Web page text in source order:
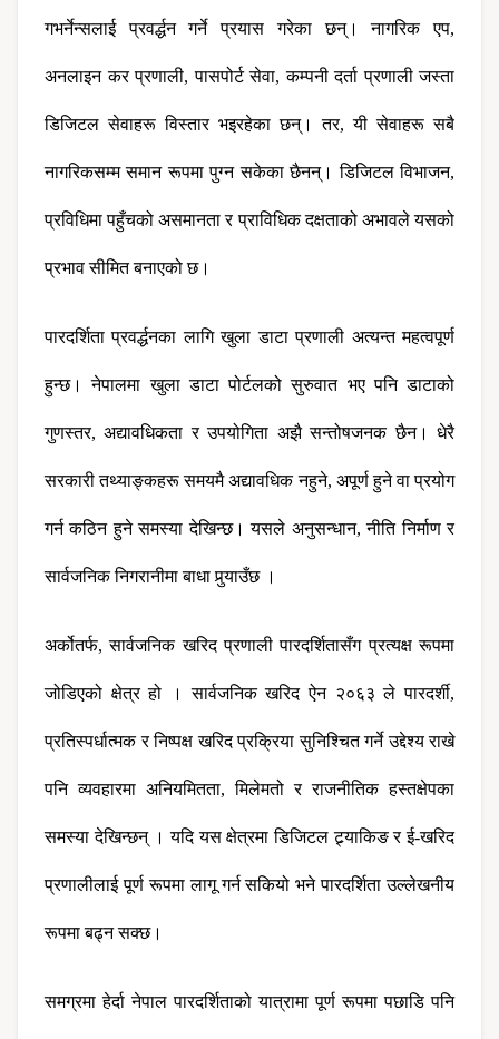
गभर्नेन्सलाई प्रवर्द्धन गर्ने प्रयास गरेका छन्। नागरिक एप,
अनलाइन कर प्रणाली, पासपोर्ट सेवा, कम्पनी दर्ता प्रणाली जस्ता
डिजिटल सेवाहरू विस्तार भइरहेका छन्। तर, यी सेवाहरू सबै
नागरिकसम्म समान रूपमा पुग्न सकेका छैनन्। डिजिटल विभाजन,
प्रविधिमा पहुँचको असमानता र प्राविधिक दक्षताको अभावले यसको
प्रभाव सीमित बनाएको छ।
पारदर्शिता प्रवर्द्धनका लागि खुला डाटा प्रणाली अत्यन्त महत्वपूर्ण
हुन्छ। नेपालमा खुला डाटा पोर्टलको सुरुवात भए पनि डाटाको
गुणस्तर, अद्यावधिकता र उपयोगिता अझै सन्तोषजनक छैन। धेरै
सरकारी तथ्याङ्कहरू समयमै अद्यावधिक नहुने, अपूर्ण हुने वा प्रयोग
गर्न कठिन हुने समस्या देखिन्छ। यसले अनुसन्धान, नीति निर्माण र
सार्वजनिक निगरानीमा बाधा पुर्‍याउँछ ।
अर्कोतर्फ, सार्वजनिक खरिद प्रणाली पारदर्शितासँग प्रत्यक्ष रूपमा
जोडिएको क्षेत्र हो । सार्वजनिक खरिद ऐन २०६३ ले पारदर्शी,
प्रतिस्पर्धात्मक र निष्पक्ष खरिद प्रक्रिया सुनिश्चित गर्ने उद्देश्य राखे
पनि व्यवहारमा अनियमितता, मिलेमतो र राजनीतिक हस्तक्षेपका
समस्या देखिन्छन् । यदि यस क्षेत्रमा डिजिटल ट्र्याकिङ र ई-खरिद
प्रणालीलाई पूर्ण रूपमा लागू गर्न सकियो भने पारदर्शिता उल्लेखनीय
रूपमा बढ्न सक्छ।
समग्रमा हेर्दा नेपाल पारदर्शिताको यात्रामा पूर्ण रूपमा पछाडि पनि